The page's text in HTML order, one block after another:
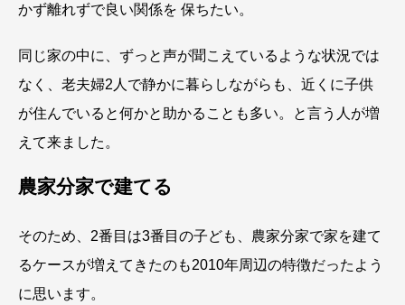
かず離れずで良い関係を 保ちたい。
同じ家の中に、ずっと声が聞こえているような状況では
なく、老夫婦2人で静かに暮らしながらも、近くに子供
が住んでいると何かと助かることも多い。と言う人が増
えて来ました。
農家分家で建てる
そのため、2番目は3番目の子ども、農家分家で家を建て
るケースが増えてきたのも2010年周辺の特徴だったよう
に思います。